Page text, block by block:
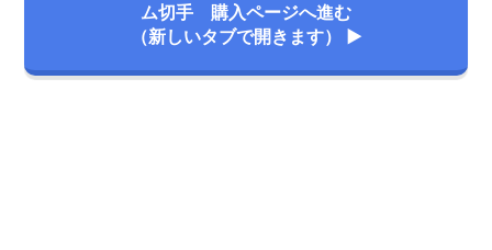
ム切手 購入ページへ進む
（新しいタブで開きます） ▶